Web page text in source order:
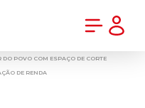
POVO COM ESPAÇO DE CORTE
DE RENDA